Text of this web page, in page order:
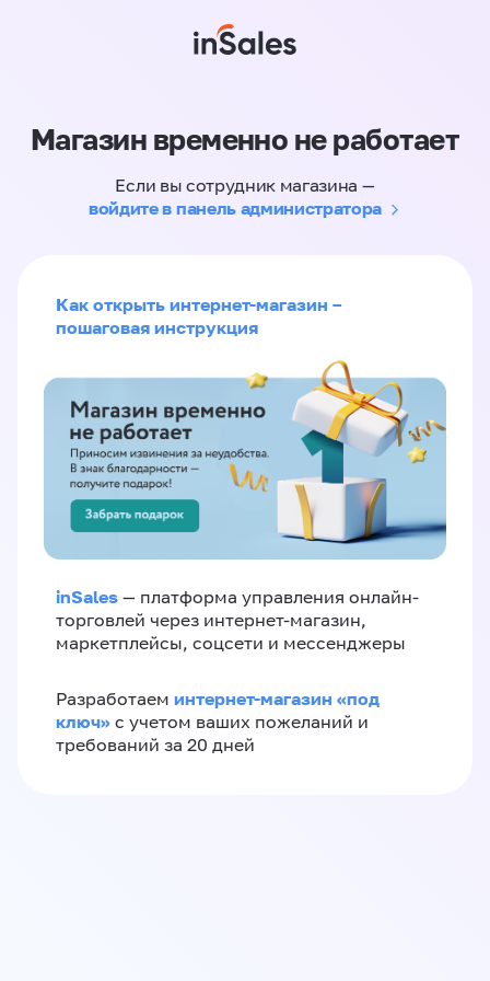
Магазин временно не работает
Если вы сотрудник магазина —
войдите в панель администратора
Как открыть интернет-магазин –
пошаговая инструкция
inSales — платформа управления онлайн-
торговлей через интернет-магазин,
маркетплейсы, соцсети и мессенджеры
Разработаем интернет-магазин «‎под
ключ»‎ с учетом ваших пожеланий и
требований за 20 дней